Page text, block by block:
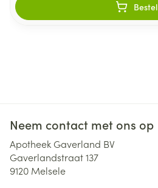
Bestel
Neem contact met ons op
Apotheek Gaverland BV
Gaverlandstraat 137
9120 Melsele